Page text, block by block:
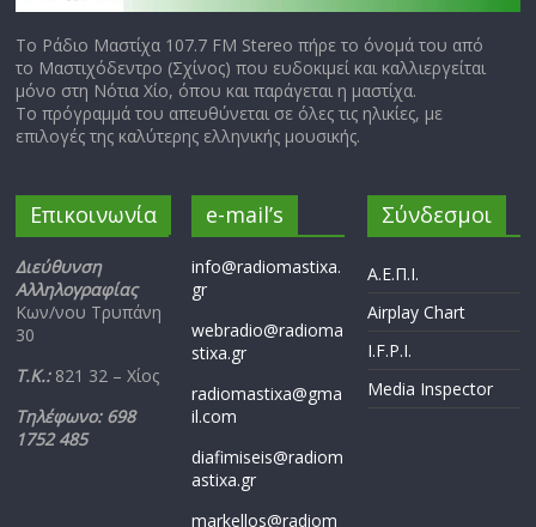
Το Ράδιο Μαστίχα 107.7 FM Stereo πήρε το όνομά του από
το Μαστιχόδεντρο (Σχίνος) που ευδοκιμεί και καλλιεργείται
μόνο στη Νότια Χίο, όπου και παράγεται η μαστίχα.
Το πρόγραμμά του απευθύνεται σε όλες τις ηλικίες, με
επιλογές της καλύτερης ελληνικής μουσικής.
Επικοινωνία
Διεύθυνση
Αλληλογραφίας
Κων/νου Τρυπάνη
30
Τ.Κ.: 821 32 – Χίος
Τηλέφωνο: 698
1752 485
e-mail’s
info@radiomastixa.
gr
webradio@radioma
stixa.gr
radiomastixa@gma
il.com
diafimiseis@radiom
astixa.gr
markellos@radiom
Σύνδεσμοι
Α.Ε.Π.Ι.
Airplay Chart
I.F.P.I.
Media Inspector